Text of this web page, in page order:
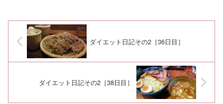
ダイエット日記その2［36日目］
ダイエット日記その2［38日目］